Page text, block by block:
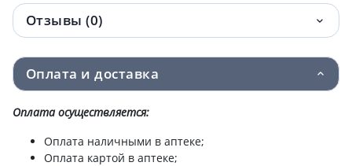
Отзывы (0)
Оплата и доставка
Оплата осуществляется:
Оплата наличными в аптеке;
Оплата картой в аптеке;